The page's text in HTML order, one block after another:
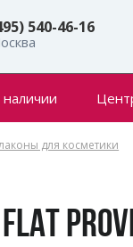
540-46-16
наличии
для косметики